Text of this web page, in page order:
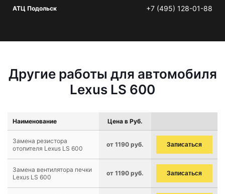
АТЦ Подольск +7 (495) 128-01-88
Другие работы для автомобиля
Lexus LS 600
Наименование Цена в Руб.
Замена резистора
отопителя Lexus LS 600
от 1190 руб. Записаться
Замена вентилятора печки
Lexus LS 600
от 1190 руб. Записаться